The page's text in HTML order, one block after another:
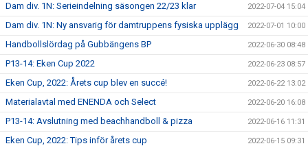
Dam div. 1N: Serieindelning säsongen 22/23 klar 2022-07-04 15:04
Dam div. 1N: Ny ansvarig för damtruppens fysiska upplägg 2022-07-01 10:00
Handbollslördag på Gubbängens BP 2022-06-30 08:48
P13-14: Eken Cup 2022 2022-06-23 08:57
Eken Cup, 2022: Årets cup blev en succé! 2022-06-22 13:02
Materialavtal med ENENDA och Select 2022-06-20 16:08
P13-14: Avslutning med beachhandboll & pizza 2022-06-16 11:31
Eken Cup, 2022: Tips inför årets cup 2022-06-15 09:31